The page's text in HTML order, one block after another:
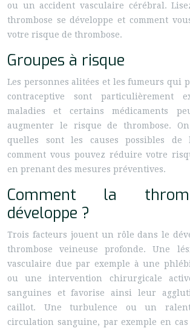
ou un accident vasculaire cérébral.
thrombose se développe et comment
votre risque de thrombose.
Groupes à risque
Les personnes alitées et les fumeurs qui
contraceptive sont particulièrement
maladies et certains médicaments
augmenter le risque de thrombose.
quelles sont les causes possibles de
comment vous pouvez réduire votre
en prenant des mesures préventives.
Comment la
développe ?
Trois facteurs jouent un rôle dans le
thrombose veineuse profonde. Une
vasculaire due par exemple à une
ou une intervention chirurgicale
sanguines et favorise ainsi leur
caillot. Une turbulence ou un
circulation sanguine, par exemple en